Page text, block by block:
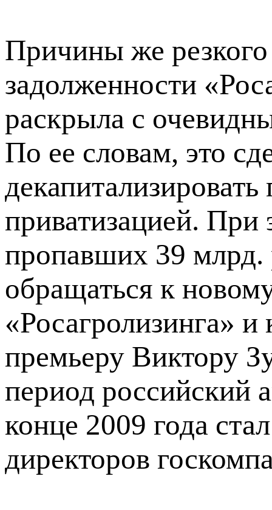
Причины же резкого
задолженности
раскрыла с
По ее словам, это
приватизацией. При
пропавших 39 млрд.
обращаться к
«Росагролизинга»
премьеру Виктору
период российский
конце 2009 года
директоров